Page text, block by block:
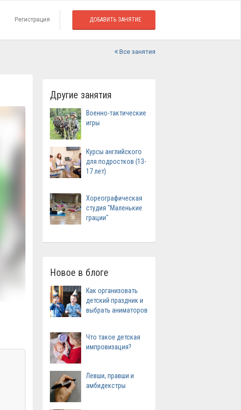
Регистрация ДОБАВИТЬ ЗАНЯТИЕ
Все занятия
Другие занятия
Военно-тактические
игры
Курсы английского
для подростков (13-
17 лет)
Хореографическая
студия "Маленькие
грации"
Новое в блоге
Как организовать
детский праздник и
выбрать аниматоров
Что такое детская
импровизация?
Левши, правши и
амбидекстры